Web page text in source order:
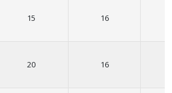
15 16
20 16